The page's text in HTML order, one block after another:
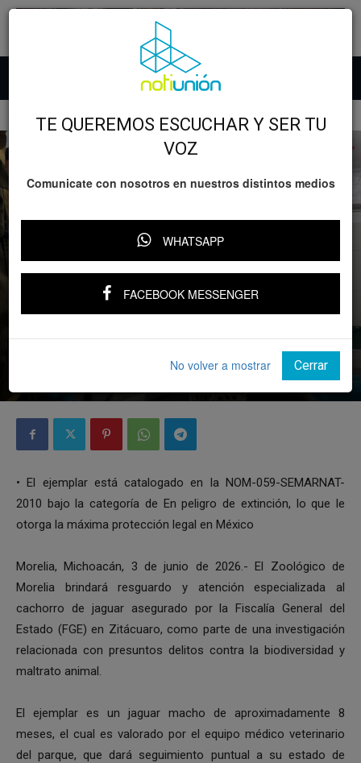
GOBIERNO
Zoológico de Morelia resguardará a
• El ejemplar está catalogado en la NOM-059-SEMARNAT-
2010 bajo la categoría de En peligro de extinción, lo que le
otorga la máxima protección legal en México
Morelia, Michoacán, 3 de junio de 2026.- El Zoológico de
Morelia brindará resguardo y atención especializada al
cachorro de jaguar asegurado por la Fiscalía General del
Estado (FGE) en Zitácuaro, como parte de una investigación
relacionada con presuntos delitos contra la biodiversidad y
maltrato animal.
El ejemplar es un jaguar macho de aproximadamente 8
meses, el cual es valorado por el equipo médico veterinario
del parque, que dará seguimiento puntual a su estado de
TE QUEREMOS ESCUCHAR Y SER TU
VOZ
Comunicate con nosotros en nuestros distintos medios
WHATSAPP
FACEBOOK MESSENGER
No volver a mostrar Cerrar